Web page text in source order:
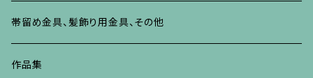
イヤリング・ピアス
ブレスレット、バングル、その他
リング
ブレスレット、バングル、その他
ネックレス、ペンダント
ブレスレット、その他
イヤリング、ピアス
ネックレス、ペンダント
ブローチ
イヤリング、ピアス
帯留め金具、髪飾り用金具、その他
作品集